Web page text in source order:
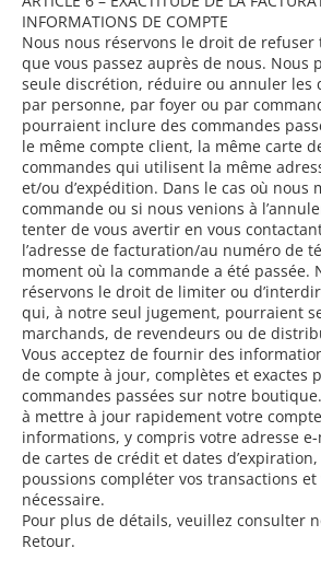
INFORMATIONS DE COMPTE
Nous nous réservons le droit de refuser
que vous passez auprès de nous. Nous
seule discrétion, réduire ou annuler les
par personne, par foyer ou par
pourraient inclure des commandes
le même compte client, la même carte
commandes qui utilisent la même
et/ou d’expédition. Dans le cas où nous
commande ou si nous venions à
tenter de vous avertir en vous
l’adresse de facturation/au numéro de
moment où la commande a été passée.
réservons le droit de limiter ou
qui, à notre seul jugement, pourraient
marchands, de revendeurs ou de
Vous acceptez de fournir des
de compte à jour, complètes et exactes
commandes passées sur notre
à mettre à jour rapidement votre
informations, y compris votre adresse
de cartes de crédit et dates
poussions compléter vos transactions
nécessaire.
Pour plus de détails, veuillez consulter
Retour.